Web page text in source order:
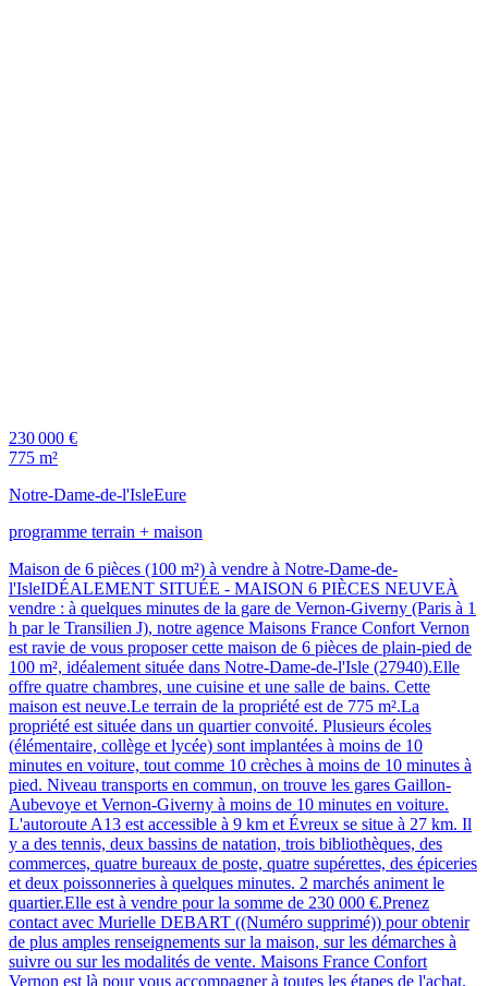
230 000 €
775 m²
Notre-Dame-de-l'IsleEure
programme terrain + maison
Maison de 6 pièces (100 m²) à vendre à Notre-Dame-de-
l'IsleIDÉALEMENT SITUÉE - MAISON 6 PIÈCES NEUVEÀ
vendre : à quelques minutes de la gare de Vernon-Giverny (Paris à 1
h par le Transilien J), notre agence Maisons France Confort Vernon
est ravie de vous proposer cette maison de 6 pièces de plain-pied de
100 m², idéalement située dans Notre-Dame-de-l'Isle (27940).Elle
offre quatre chambres, une cuisine et une salle de bains. Cette
maison est neuve.Le terrain de la propriété est de 775 m².La
propriété est située dans un quartier convoité. Plusieurs écoles
(élémentaire, collège et lycée) sont implantées à moins de 10
minutes en voiture, tout comme 10 crèches à moins de 10 minutes à
pied. Niveau transports en commun, on trouve les gares Gaillon-
Aubevoye et Vernon-Giverny à moins de 10 minutes en voiture.
L'autoroute A13 est accessible à 9 km et Évreux se situe à 27 km. Il
y a des tennis, deux bassins de natation, trois bibliothèques, des
commerces, quatre bureaux de poste, quatre supérettes, des épiceries
et deux poissonneries à quelques minutes. 2 marchés animent le
quartier.Elle est à vendre pour la somme de 230 000 €.Prenez
contact avec Murielle DEBART ((Numéro supprimé)) pour obtenir
de plus amples renseignements sur la maison, sur les démarches à
suivre ou sur les modalités de vente. Maisons France Confort
Vernon est là pour vous accompagner à toutes les étapes de l'achat.